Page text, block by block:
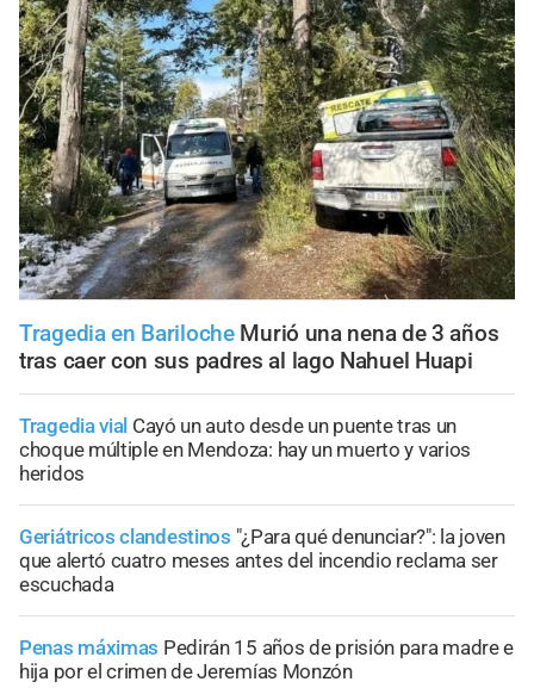
Tragedia en Bariloche Murió una nena de 3 años
tras caer con sus padres al lago Nahuel Huapi
Tragedia vial Cayó un auto desde un puente tras un
choque múltiple en Mendoza: hay un muerto y varios
heridos
Geriátricos clandestinos "¿Para qué denunciar?": la joven
que alertó cuatro meses antes del incendio reclama ser
escuchada
Penas máximas Pedirán 15 años de prisión para madre e
hija por el crimen de Jeremías Monzón